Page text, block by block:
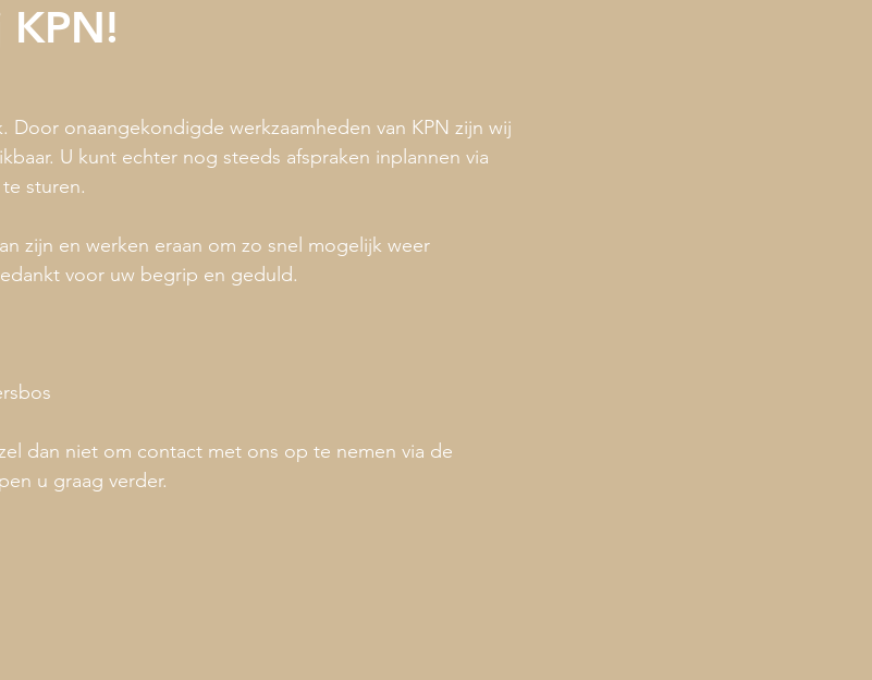
Door onaangekondigde werkzaamheden van KPN zijn wij
U kunt echter nog steeds afspraken inplannen via
sturen.
zijn en werken eraan om zo snel mogelijk weer
voor uw begrip en geduld.
dan niet om contact met ons op te nemen via de
u graag verder.